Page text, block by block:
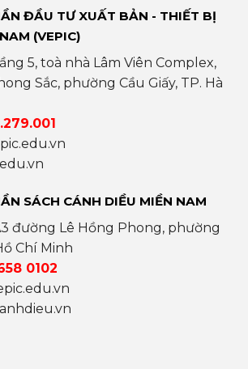
ĐẦU TƯ XUẤT BẢN - THIẾT BỊ
(VEPIC)
5, toà nhà Lâm Viên Complex,
Sắc, phường Cầu Giấy, TP. Hà
SÁCH CÁNH DIỀU MIỀN NAM
đường Lê Hồng Phong, phường
Chí Minh
0102